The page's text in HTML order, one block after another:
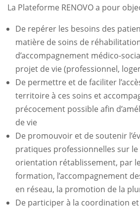
La Plateforme RENOVO a pour
De repérer les besoins des
matière de soins de
d’accompagnement médico-
projet de vie (professionnel,
De permettre et de faciliter
territoire à ces soins et
précocement possible afin
de vie
De promouvoir et de soutenir
pratiques professionnelles sur
orientation rétablissement, par
formation, l’accompagnement
en réseau, la promotion de la
De participer à la coordination